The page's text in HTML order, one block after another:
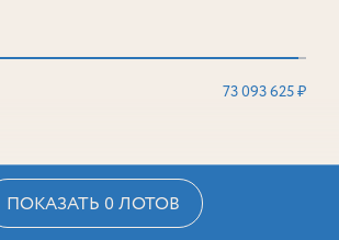
73 093 625 ₽
ПОКАЗАТЬ 0 ЛОТОВ